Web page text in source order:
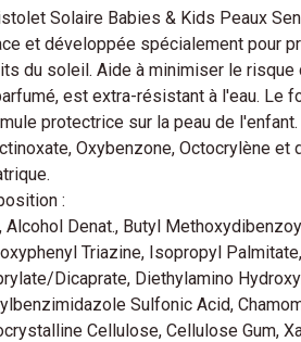
Solaire Babies & Kids Peaux
et développée spécialement pour
du soleil. Aide à minimiser le
est extra-résistant à l'eau. Le
protectrice sur la peau de
Oxybenzone, Octocrylène
:
Alcohol Denat., Butyl
Triazine, Isopropyl
Dicaprate, Diethylamino
Sulfonic Acid,
Cellulose, Cellulose Gum,